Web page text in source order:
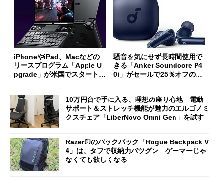
iPhoneやiPad、Macなどの
リースプログラム「Apple U
pgrade」が米国でスタート／
ut」が明...
騒音を気にせず長時間使用で
きる「Anker Soundcore P4
0i」がセールで25％オフの59
10万円台で手に入る、理想の座り心地 電動
サポート＆ストレッチ機能が魅力のエルゴノミ
クスチェア「LiberNovo Omni Gen」を試す
Razer印のバックパック「Rogue Backpack V
4」は、タフで収納力バツグン ゲーマーじゃ
なくても欲しくなる